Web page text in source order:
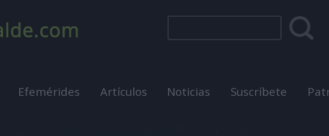
Efemérides Artículos Noticias Suscríbete